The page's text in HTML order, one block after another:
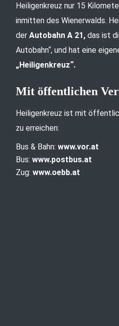
Heiligenkreuz nur 15
inmitten des Wienerwalds.
der Autobahn A 21, das ist
Autobahn“, und hat eine
„Heiligenkreuz“.
Mit öffentlichen
Heiligenkreuz ist mit
zu erreichen:
Bus & Bahn: www.vor.at
Bus: www.postbus.at
Zug: www.oebb.at